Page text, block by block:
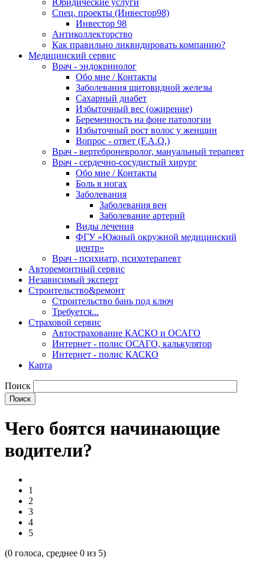
Спец. проекты (Инвестор98)
Инвестор 98
Антиколлекторство
Как правильно ликвидировать компанию?
Медицинский сервис
Врач - эндокринолог
Обо мне / Контакты
Заболевания щитовидной железы
Сахарный диабет
Избыточный вес (ожирение)
Беременность на фоне патологии
Избыточный рост волос у женщин
Вопрос - ответ (F.A.Q.)
Врач - вертеброневролог, мануальный терапевт
Врач - сердечно-сосудистый хирург
Обо мне / Контакты
Боль в ногах
Заболевания
Заболевания вен
Заболевание артерий
Виды лечения
ФГУ «Южный окружной медицинский
центр»
Врач - психиатр, психотерапевт
Авторемонтный сервис
Независимый эксперт
Строительство&ремонт
Строительство бань под ключ
Требуется...
Страховой сервис
Автострахование КАСКО и ОСАГО
Интернет - полис ОСАГО, калькулятор
Интернет - полис КАСКО
Карта
Поиск
Чего боятся начинающие
водители?
1
2
3
4
5
(0 голоса, среднее 0 из 5)